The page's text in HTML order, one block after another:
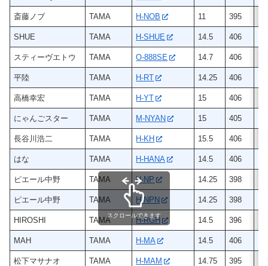
斎藤ノブ TAMA H-NOB 11 395
SHUE TAMA H-SHUE 14.5 406
スティーヴエトウ TAMA O-888SE 14.7 406
平陸 TAMA H-RT 14.25 406
高橋幸宏 TAMA H-YT 15 406
にゃんごスター TAMA M-NYAN 15 405
長谷川浩二 TAMA H-KH 15.5 406
はな TAMA H-HANA 14.5 406
ピエール中野 TAMA H-NP 14.25 398
ピエール中野 TAMA H-NPN 14.25 398
HIROSHI TAMA H-RGH 14.5 396
MAH TAMA H-MA 14.5 406
松下マサナオ TAMA H-MAM 14.75 395
スクロールできます